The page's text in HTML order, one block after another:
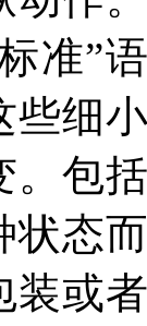
准”
些细
。包
状态
装或